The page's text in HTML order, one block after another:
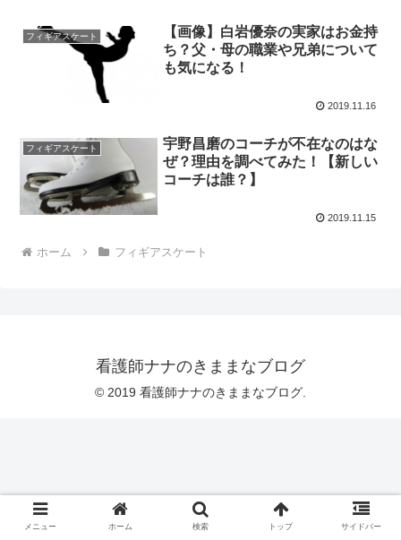
フィギアスケート
【画像】白岩優奈の実家はお金持
ち？父・母の職業や兄弟について
も気になる！
2019.11.16
フィギアスケート
宇野昌磨のコーチが不在なのはな
ぜ？理由を調べてみた！【新しい
コーチは誰？】
2019.11.15
ホーム フィギアスケート
看護師ナナのきままなブログ
© 2019 看護師ナナのきままなブログ.
メニュー ホーム 検索 トップ サイドバー